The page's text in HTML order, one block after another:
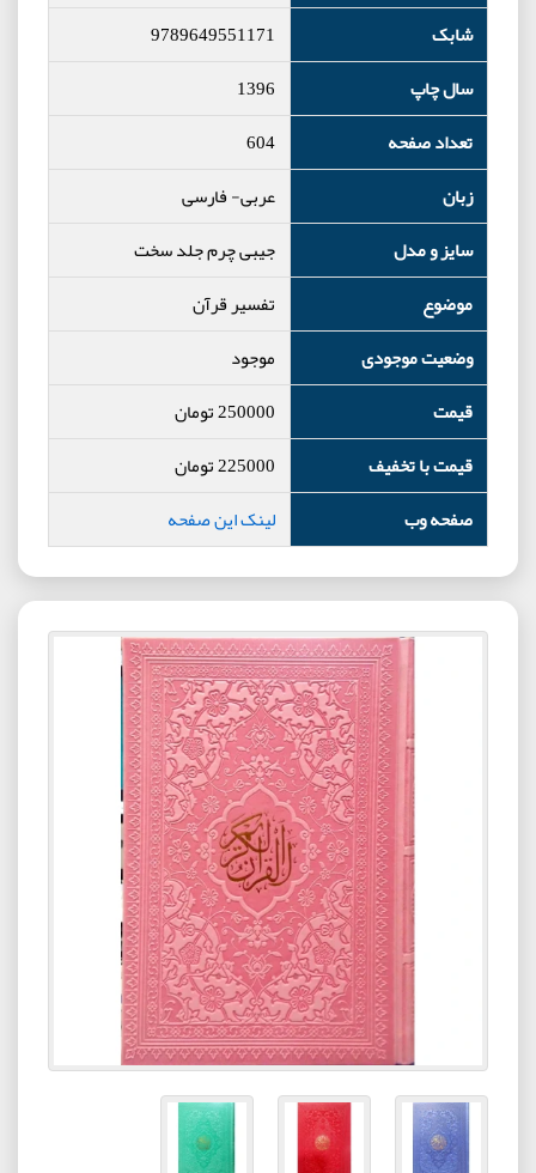
شابک
9789649551171
سال چاپ
1396
تعداد صفحه
604
زبان
عربی- فارسی
سایز و مدل
جیبی چرم جلد سخت
موضوع
تفسیر قرآن
وضعیت موجودی
موجود
قیمت
250000تومان
قیمت با تخفیف
225000تومان
صفحه وب
لینک این صفحه